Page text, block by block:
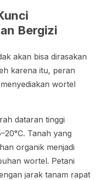
Bergizi
akan bisa dirasakan
karena itu, peran
wortel
dataran tinggi
Tanah yang
organik menjadi
wortel. Petani
jarak tanam rapat